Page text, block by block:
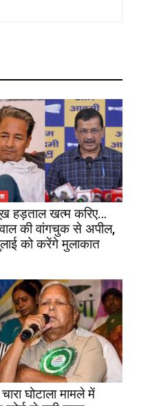
हड़ताल खत्म करिए…
की वांगचुक से अपील,
को करेंगे मुलाकात
घोटाला मामले में